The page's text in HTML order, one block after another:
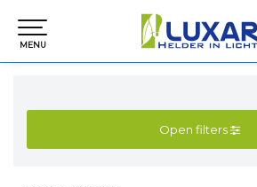
MENU
Open filters